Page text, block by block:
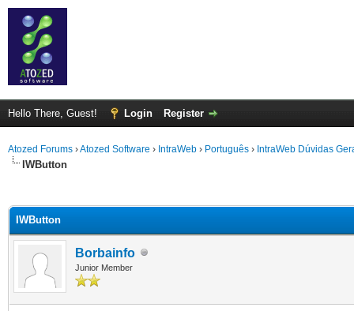
Hello There, Guest! Login Register
Atozed Forums ›Atozed Software › IntraWeb › Português › IntraWeb Dúvidas
IWButton
IWButton
Borbainfo
Junior Member